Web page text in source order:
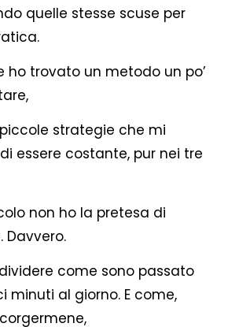
quelle stesse scuse per
ho trovato un metodo un po’
strategie che mi
essere costante, pur nei tre
non ho la pretesa di
Davvero.
come sono passato
minuti al giorno. E come,